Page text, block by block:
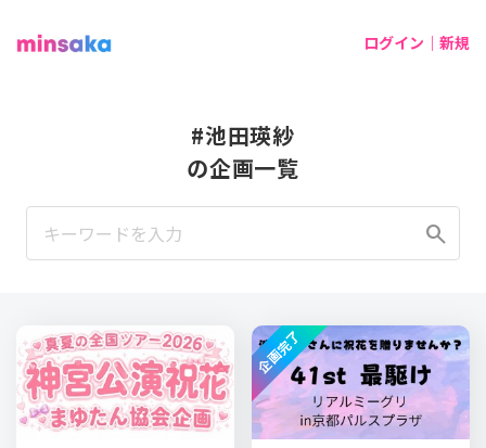
ログイン｜新規
#池田瑛紗
の企画一覧
search
企画完了